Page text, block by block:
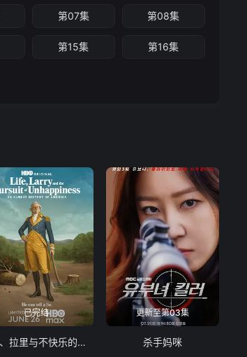
第07集 第08集
第15集 第16集
已完结
生活、拉里与不快乐的追求：一部美国史
更新至第03集
杀手妈咪